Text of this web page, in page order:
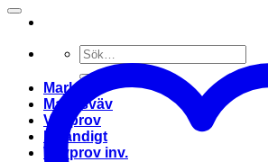
Sök
efter:
Markis
Markisväv
Vävprov
Invändigt
Vävprov inv.